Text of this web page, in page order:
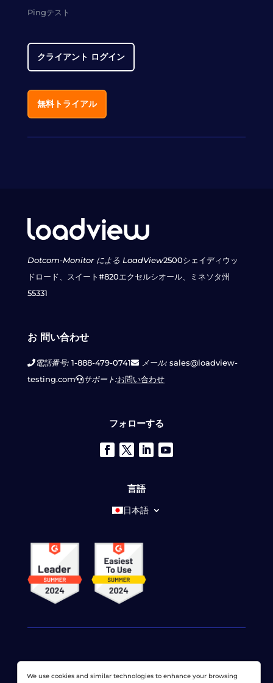
Pingテスト
クライアント ログイン
無料トライアル
Dotcom-Monitor による LoadView2500シェイディウッ
ドロード、スイート#820エクセルシオール、ミネソタ州
55331
お 問い合わせ
電話番号:1-888-479-0741 メール:sales@loadview-
testing.com
サポート:お問い合わせ
フォローする
言語
日本語
れています。 LoadViewは、ドットコムモニター株式会社
We use cookies and similar technologies to enhance your browsing